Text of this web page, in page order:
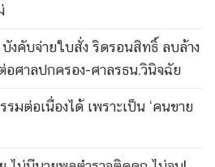
งคับจ่ายใบสั่ง ริดรอนสิทธิ์ ลบล้าง
อศาลปกครอง-ศาลรธน.วินิจฉัย
รมต่อเนื่องได้ เพราะเป็น ‘คนขาย